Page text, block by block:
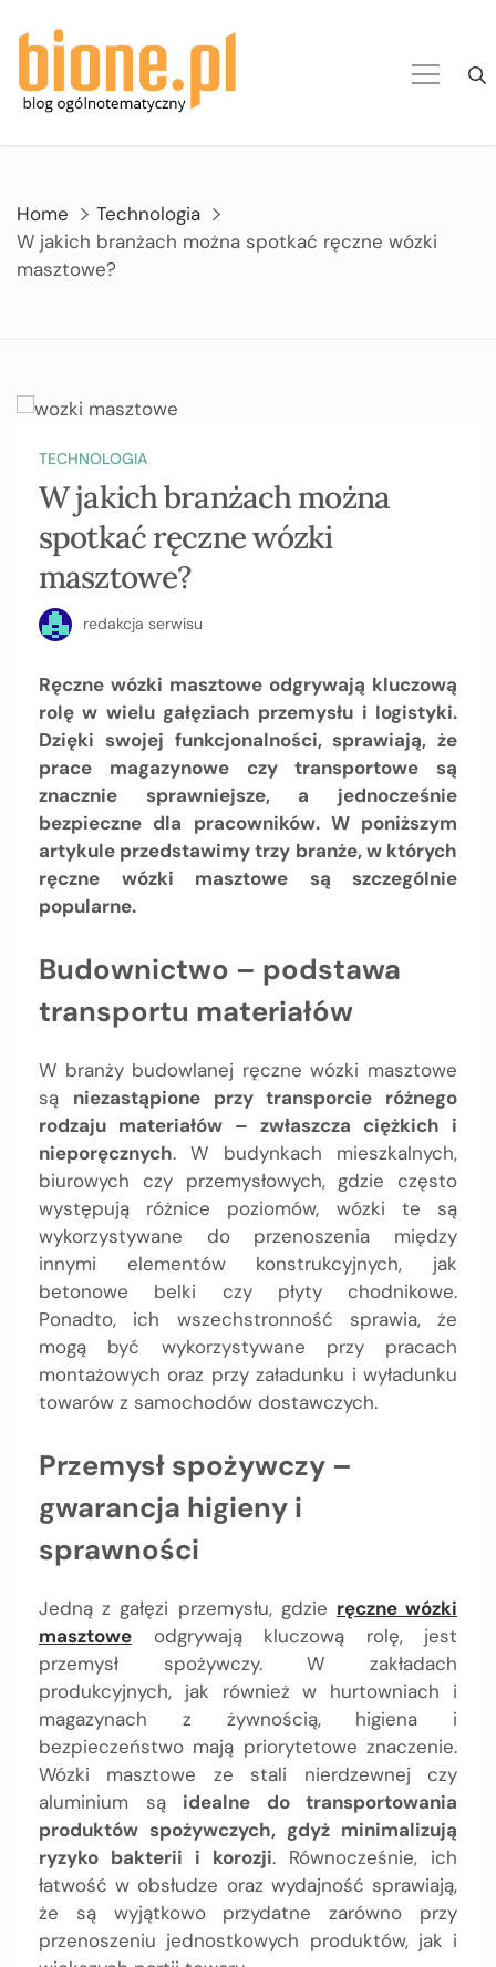
Home
Technologia
W jakich branżach można spotkać ręczne wózki
masztowe?
TECHNOLOGIA
W jakich branżach można
spotkać ręczne wózki
masztowe?
redakcja serwisu
Ręczne wózki masztowe odgrywają kluczową
rolę w wielu gałęziach przemysłu i logistyki.
Dzięki swojej funkcjonalności, sprawiają, że
prace magazynowe czy transportowe są
znacznie sprawniejsze, a jednocześnie
bezpieczne dla pracowników. W poniższym
artykule przedstawimy trzy branże, w których
ręczne wózki masztowe są szczególnie
popularne.
Budownictwo – podstawa
transportu materiałów
W branży budowlanej ręczne wózki masztowe
są niezastąpione przy transporcie różnego
rodzaju materiałów – zwłaszcza ciężkich i
nieporęcznych. W budynkach mieszkalnych,
biurowych czy przemysłowych, gdzie często
występują różnice poziomów, wózki te są
wykorzystywane do przenoszenia między
innymi elementów konstrukcyjnych, jak
betonowe belki czy płyty chodnikowe.
Ponadto, ich wszechstronność sprawia, że
mogą być wykorzystywane przy pracach
montażowych oraz przy załadunku i wyładunku
towarów z samochodów dostawczych.
Przemysł spożywczy –
gwarancja higieny i
sprawności
Jedną z gałęzi przemysłu, gdzie ręczne wózki
masztowe odgrywają kluczową rolę, jest
przemysł spożywczy. W zakładach
produkcyjnych, jak również w hurtowniach i
magazynach z żywnością, higiena i
bezpieczeństwo mają priorytetowe znaczenie.
Wózki masztowe ze stali nierdzewnej czy
aluminium są idealne do transportowania
produktów spożywczych, gdyż minimalizują
ryzyko bakterii i korozji. Równocześnie, ich
łatwość w obsłudze oraz wydajność sprawiają,
że są wyjątkowo przydatne zarówno przy
przenoszeniu jednostkowych produktów, jak i